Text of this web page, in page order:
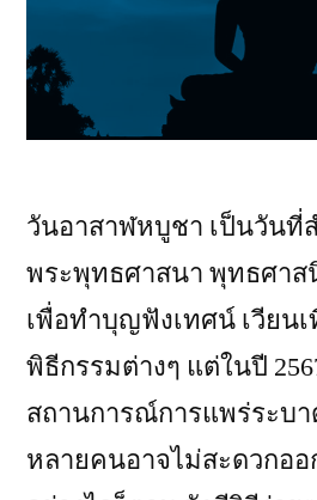
ป้องกัน
อุบัติเหตุ
วันอาสาฬหบูชา เป็นวันที่
พระพุทธศาสนา พุทธศา
เพื่อทำบุญฟังเทศน์ เวียน
พิธีกรรมต่างๆ แต่ในปี
สถานการณ์การแพร่ระบา
หลายคนอาจไม่สะดวกอ